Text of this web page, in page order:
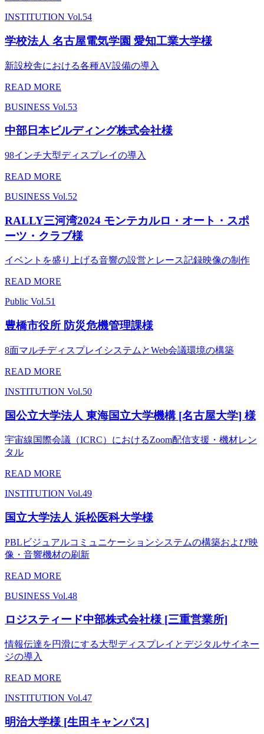
INSTITUTION Vol.54
学校法人 名古屋電気学園 愛知工業大学様
新設校舎における各種AV設備の導入
READ MORE
BUSINESS Vol.53
中部日本ビルディング株式会社様
98インチ大型ディスプレイの導入
READ MORE
BUSINESS Vol.52
RALLY三河湾2024 モンテカルロ・オート・スポ
ーツ・クラブ様
イベントを盛り上げる音響の設営とレース記録映像の制作
READ MORE
Public Vol.51
豊橋市役所 防災危機管理課様
8面マルチディスプレイシステムとWeb会議環境の構築
READ MORE
INSTITUTION Vol.50
国公立大学法人 東海国立大学機構 [名古屋大学] 様
宇宙線国際会議（ICRC）におけるZoom配信支援・機材レン
タル
READ MORE
INSTITUTION Vol.49
国立大学法人 浜松医科大学様
PBLビジュアルコミュニケーションシステムの構築および映
像・音響機材の刷新
READ MORE
BUSINESS Vol.48
ロジスティード中部株式会社様 [三重営業所]
情報伝達を円滑にする大型ディスプレイとデジタルサイネー
ジの導入
READ MORE
INSTITUTION Vol.47
明治大学様 [生田キャンパス]